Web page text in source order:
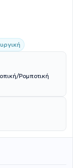
Ρομποτική